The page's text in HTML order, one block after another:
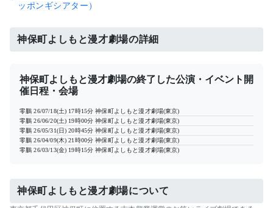
ッポンギシアター）
神保町よしもと漫才劇場の詳細
神保町よしもと漫才劇場の終了した公演・イベント開
催日程・会場
零鵬 26/07/18(土) 17時15分 神保町よしもと漫才劇場(東京)
零鵬 26/06/20(土) 19時00分 神保町よしもと漫才劇場(東京)
零鵬 26/05/31(日) 20時45分 神保町よしもと漫才劇場(東京)
零鵬 26/04/09(木) 21時00分 神保町よしもと漫才劇場(東京)
零鵬 26/03/13(金) 19時15分 神保町よしもと漫才劇場(東京)
神保町よしもと漫才劇場について